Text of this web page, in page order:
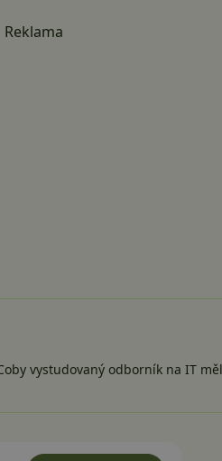
Reklama
vystudovaný odborník na IT